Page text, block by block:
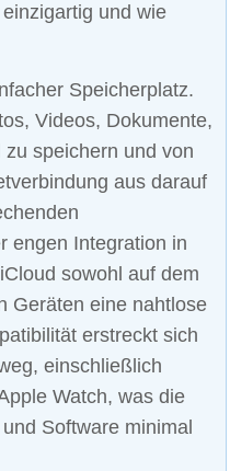
und wie
Speicherplatz.
Videos, Dokumente,
speichern und von
aus darauf
engen Integration in
sowohl auf dem
Geräten eine nahtlose
erstreckt sich
einschließlich
Watch, was die
Software minimal